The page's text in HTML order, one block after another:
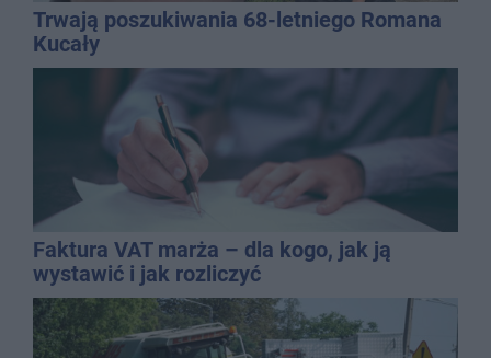
Trwają poszukiwania 68-letniego Romana
Kucały
Faktura VAT marża – dla kogo, jak ją
wystawić i jak rozliczyć